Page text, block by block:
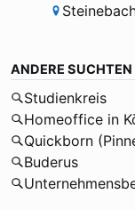
ANDERE SUCHTEN
Studienkreis
Homeoffice in
Quickborn
Buderus